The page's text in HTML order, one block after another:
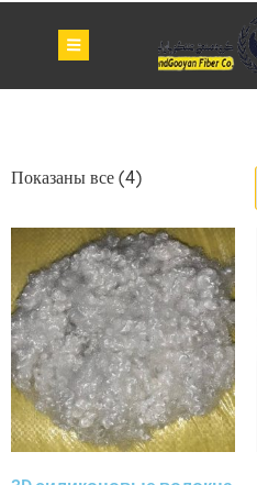
Показаны все (4)